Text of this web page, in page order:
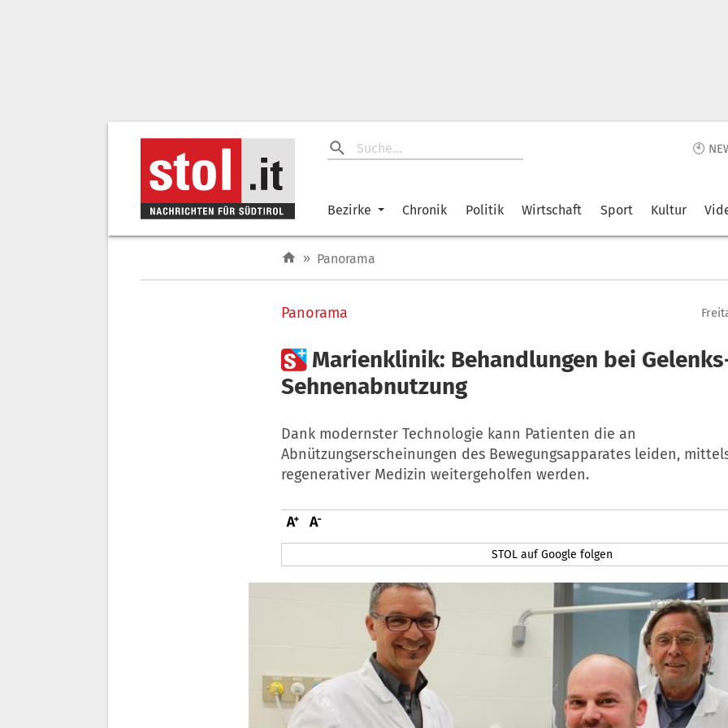
🕙
Bezirke Chronik Politik Wirtschaft Sport Kultur
» Panorama
Panorama
 Marienklinik: Behandlungen bei
Sehnenabnutzung
Dank modernster Technologie kann Patienten die an
Abnützungserscheinungen des Bewegungsapparates leiden,
regenerativer Medizin weitergeholfen werden.
STOL auf Google folgen